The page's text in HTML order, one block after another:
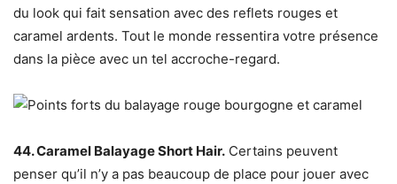
du look qui fait sensation avec des reflets rouges et
caramel ardents. Tout le monde ressentira votre présence
dans la pièce avec un tel accroche-regard.
44. Caramel Balayage Short Hair. Certains peuvent
penser qu’il n’y a pas beaucoup de place pour jouer avec